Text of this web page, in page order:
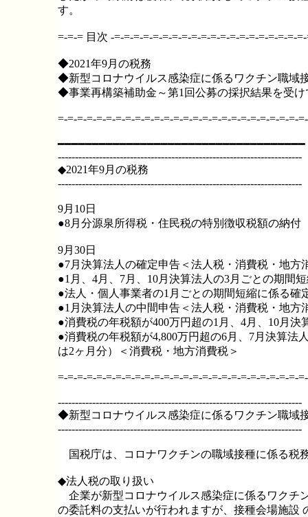
す。
=-=-= 目次 -=-=-=-=-=-=-=-=-=-=-=-=-=-=-=-=-=-=-=-
◆2021年9月の税務
◆新型コロナウイルス感染症に係るワクチン職域
◆事業再構築補助金～第1回公募の採択結果を受け
=-=-=-=-=-=-=-=-=-=-=-=-=-=-=-=-=-=-=-=-=-=-=-=-=-
━━━━━━━━━━━━━━━━━━━━━━━━━━━━━━━━━━━━
-----------------------------------------------------------------------
◆2021年9月の税務
-----------------------------------------------------------------------
9月10日
●8月分源泉所得税・住民税の特別徴収税額の納付
9月30日
●7月決算法人の確定申告＜法人税・消費税・地
●1月、4月、7月、10月決算法人の3月ごとの期間
●法人・個人事業者の1月ごとの期間短縮に係る確
●1月決算法人の中間申告＜法人税・消費税・地
●消費税の年税額が400万円超の1月、4月、10月
●消費税の年税額が4,800万円超の6月、7月決算法
は2ヶ月分）＜消費税・地方消費税＞
=-=-=-=-=-=-=-=-=-=-=-=-=-=-=-=-=-=-=-=-=-=-=-=-=-
-----------------------------------------------------------------------
◆新型コロナウイルス感染症に係るワクチン職域
-----------------------------------------------------------------------
国税庁は、コロナワクチンの職域接種に係る税
◆法人税の取り扱い
企業が新型コロナウイルス感染症に係るワクチ
の委託料の支払いが行われますが、接種会場施設